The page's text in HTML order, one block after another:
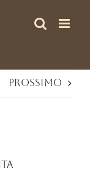
Prossimo